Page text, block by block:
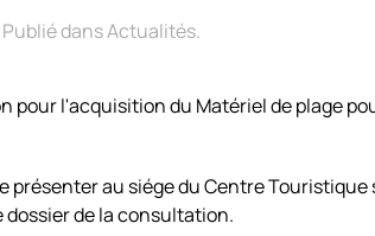
dansActualités.
pour l'acquisition du Matériel de plage
au siége du Centre Touristique
de la consultation.